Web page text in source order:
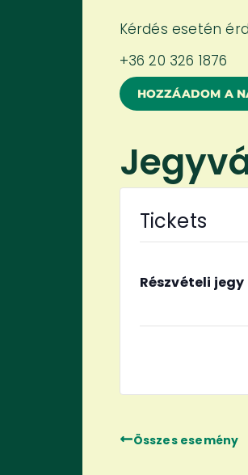
Kérdés esetén
+36 20 326 1876
HOZZÁADOM A
Tickets
Részvételi jegy
Összes esemény